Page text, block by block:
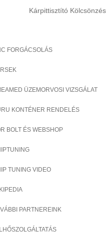
Kárpittisztító Kölcsönzés
FORGÁCSOLÁS
ÜZEMORVOSI VIZSGÁLAT
KONTÉNER RENDELÉS
BOLT ÉS WEBSHOP
TUNING VIDEO
PARTNEREINK